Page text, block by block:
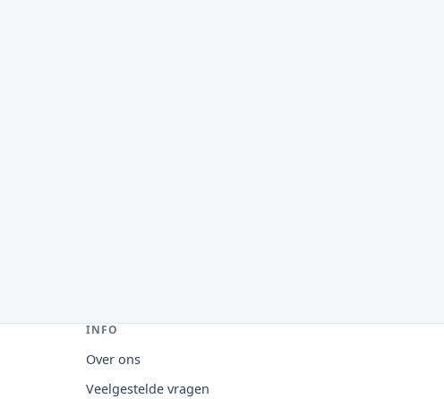
INFO
Over ons
Veelgestelde vragen